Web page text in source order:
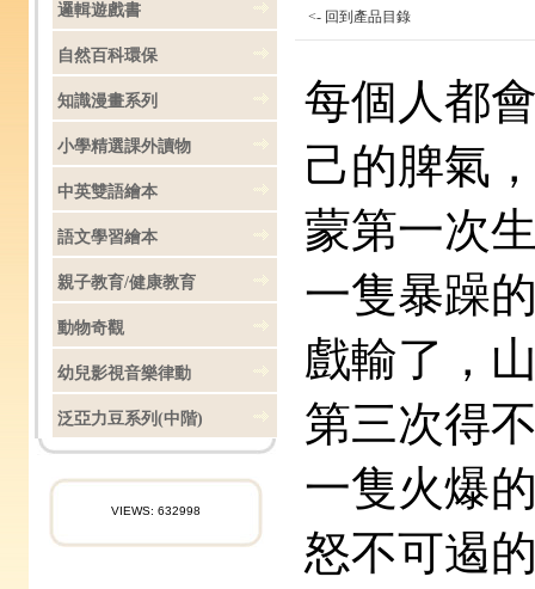
邏輯遊戲書
自然百科環保
知識漫畫系列
小學精選課外讀物
中英雙語繪本
語文學習繪本
親子教育/健康教育
動物奇觀
幼兒影視音樂律動
泛亞力豆系列(中階)
VIEWS: 632998
<- 回到產品目錄
每個人都
己的脾氣
蒙第一次
一隻暴躁
戲輸了，
第三次得
一隻火爆
怒不可遏